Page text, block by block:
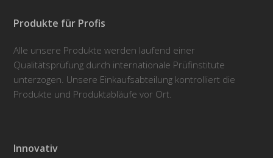
Produkte für Profis
Alle unsere Produkte werden laufend einer
Qualitätsprüfung durch internationale Prüfinstitute
unterzogen. Unsere Einkaufsabteilung kontrolliert die
Produkte und Produktabläufe vor Ort.
Innovativ